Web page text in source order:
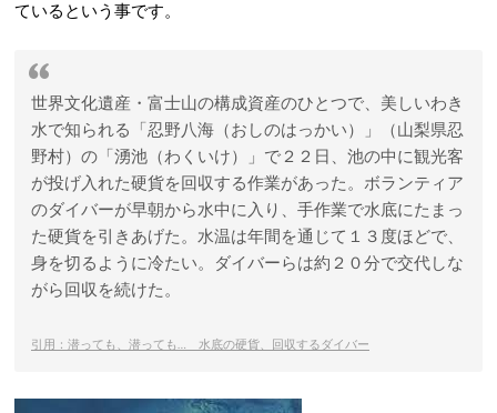
ているという事です。
世界文化遺産・富士山の構成資産のひとつで、美しいわき
水で知られる「忍野八海（おしのはっかい）」（山梨県忍
野村）の「湧池（わくいけ）」で２２日、池の中に観光客
が投げ入れた硬貨を回収する作業があった。ボランティア
のダイバーが早朝から水中に入り、手作業で水底にたまっ
た硬貨を引きあげた。水温は年間を通じて１３度ほどで、
身を切るように冷たい。ダイバーらは約２０分で交代しな
がら回収を続けた。
引用：潜っても、潜っても… 水底の硬貨、回収するダイバー